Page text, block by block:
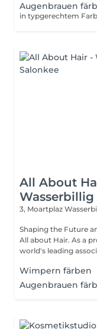
Augenbrauen
All About
Wasserbillig
3, Moartplaz
Shaping the Future and
All about Hair. As a
world's leading
Wimpern färben
Augenbrauen